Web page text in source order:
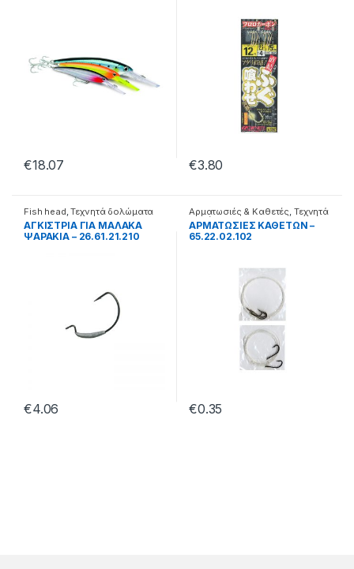
€18.07 €3.80
Fish head ,Τεχνητά δολώματα
ΑΓΚΙΣΤΡΙΑ ΓΙΑ ΜΑΛΑΚΑ
ΨΑΡΑΚΙΑ – 26.61.21.210
€4.06
Αρματωσιές & Καθετές Τεχνητά
δολώματα
ΑΡΜΑΤΩΣΙΕΣ ΚΑΘΕΤΩΝ –
65.22.02.102
€0.35